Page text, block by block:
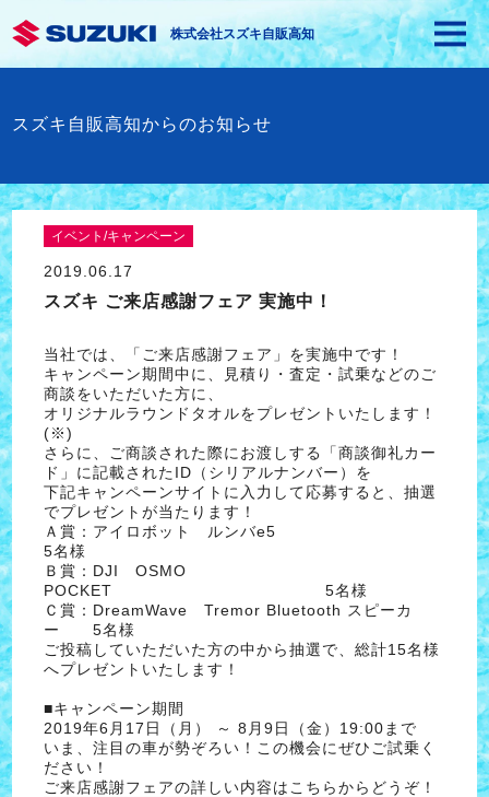
株式会社スズキ自販高知
スズキ自販高知からのお知らせ
イベント/キャンペーン
2019.06.17
スズキ ご来店感謝フェア 実施中！
当社では、「ご来店感謝フェア」を実施中です！
キャンペーン期間中に、見積り・査定・試乗などのご
商談をいただいた方に、
オリジナルラウンドタオルをプレゼントいたします！
(※)
さらに、ご商談された際にお渡しする「商談御礼カー
ド」に記載されたID（シリアルナンバー）を
下記キャンペーンサイトに入力して応募すると、抽選
でプレゼントが当たります！
Ａ賞：アイロボット ルンバe5
5名様
Ｂ賞：DJI OSMO
POCKET 5名様
Ｃ賞：DreamWave Tremor Bluetooth スピーカ
ー 5名様
ご投稿していただいた方の中から抽選で、総計15名様
へプレゼントいたします！
■キャンペーン期間
2019年6月17日（月） ～ 8月9日（金）19:00まで
いま、注目の車が勢ぞろい！この機会にぜひご試乗く
ださい！
ご来店感謝フェアの詳しい内容はこちらからどうぞ！